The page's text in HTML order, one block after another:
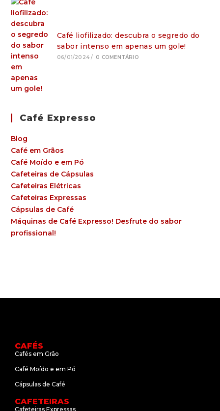
Café liofilizado: descubra o segredo do
sabor intenso em apenas um gole!
06/01/2024 / 0 COMENTÁRIO
Café Expresso
Blog
Café em Grãos
Café Moído e em Pó
Cafeteiras de Cápsulas
Cafeteiras Elétricas
Cafeteiras Expressas
Cápsulas de Café
Máquinas de Café Expresso! Desfrute do sabor
profissional!
CAFÉS
Cafés em Grão
Café Moído e em Pó
Cápsulas de Café
CAFETEIRAS
Cafeteiras Expressas